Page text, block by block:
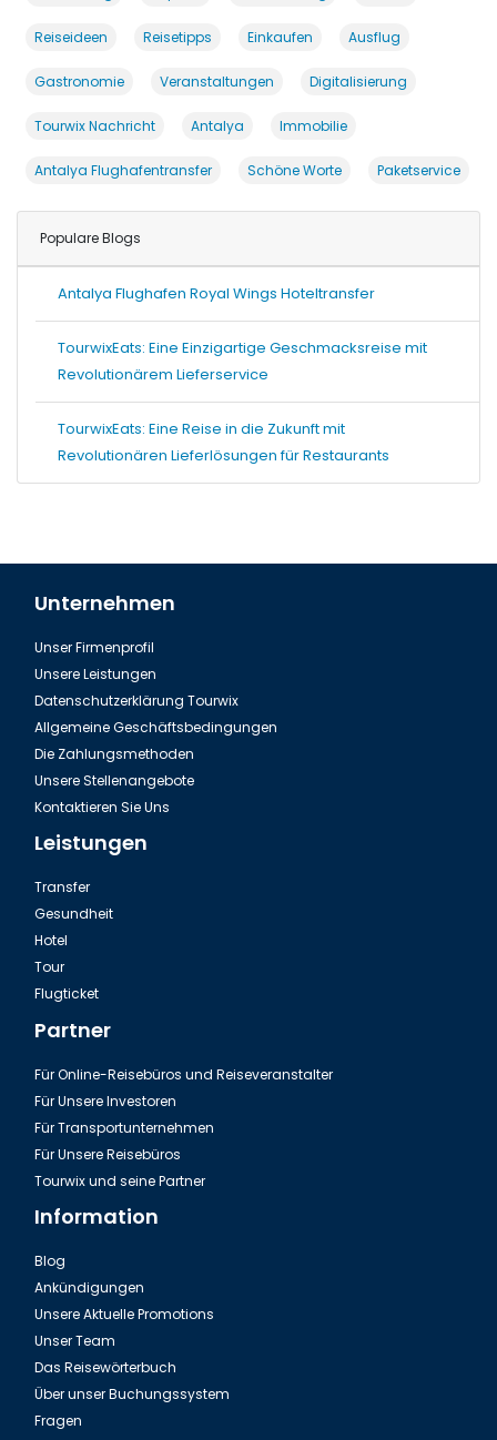
Reiseideen Reisetipps Einkaufen Ausflug
Gastronomie Veranstaltungen Digitalisierung
Tourwix Nachricht Antalya Immobilie
Antalya Flughafentransfer Schöne Worte Paketservice
Populare Blogs
Antalya Flughafen Royal Wings Hoteltransfer
TourwixEats: Eine Einzigartige Geschmacksreise mit
Revolutionärem Lieferservice
TourwixEats: Eine Reise in die Zukunft mit
Revolutionären Lieferlösungen für Restaurants
Unternehmen
Unser Firmenprofil
Unsere Leistungen
Datenschutzerklärung Tourwix
Allgemeine Geschäftsbedingungen
Die Zahlungsmethoden
Unsere Stellenangebote
Kontaktieren Sie Uns
Leistungen
Transfer
Gesundheit
Hotel
Tour
Flugticket
Partner
Für Online-Reisebüros und Reiseveranstalter
Für Unsere Investoren
Für Transportunternehmen
Für Unsere Reisebüros
Tourwix und seine Partner
Information
Blog
Ankündigungen
Unsere Aktuelle Promotions
Unser Team
Das Reisewörterbuch
Über unser Buchungssystem
Fragen